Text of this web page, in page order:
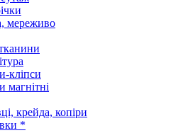
мереживо
кліпси
магнітні
крейда, копіри
*